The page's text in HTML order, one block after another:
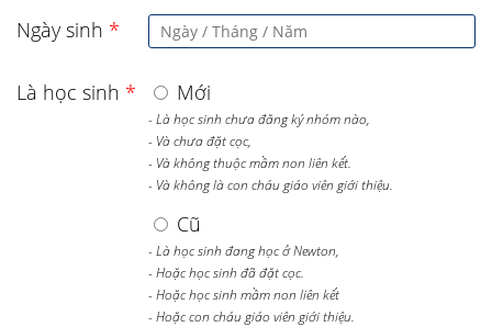
Ngày sinh *
Là học sinh * Mới
- Là học sinh chưa đăng ký nhóm nào,
- Và chưa đặt cọc,
- Và không thuộc mầm non liên kết.
- Và không là con cháu giáo viên giới thiệu.
Cũ
- Là học sinh đang học ở Newton,
- Hoặc học sinh đã đặt cọc.
- Hoặc học sinh mầm non liên kết
- Hoặc con cháu giáo viên giới thiệu.